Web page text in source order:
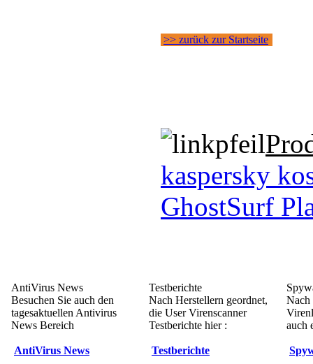
>> zurück zur Startseite
kaspersky
GhostSurf
AntiVirus News
Besuchen Sie auch den
tagesaktuellen Antivirus
News Bereich
AntiVirus News
Testberichte
Nach Herstellern geordnet,
die User Virenscanner
Testberichte hier :
Testberichte
Nach
auch